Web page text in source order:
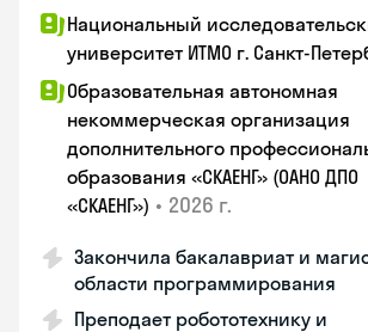
Национальный
университет ИТМО г. Санкт-
Образовательная автономная
некоммерческая организация
дополнительного
образования «СКАЕНГ» (ОАНО ДПО
«СКАЕНГ») • 2026 г.
Закончила бакалавриат и
области программирования
Преподает робототехнику и